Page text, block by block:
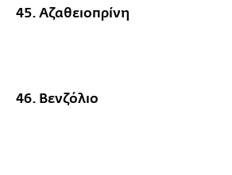
45. Αζαθειοπρίνη
46. Βενζόλιο